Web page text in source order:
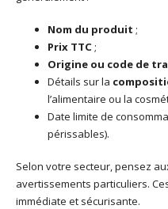
Nom du produit ;
Prix TTC;
Origine ou code de
Détails sur la
l’alimentaire ou la
Date limite de
périssables).
Selon votre secteur, pensez
avertissements particuliers.
immédiate et sécurisante.